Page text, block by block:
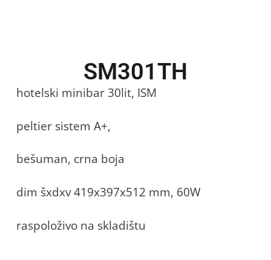
SM301TH
hotelski minibar 30lit, ISM
peltier sistem A+,
bešuman, crna boja
dim šxdxv 419x397x512 mm, 60W
raspoloživo na skladištu